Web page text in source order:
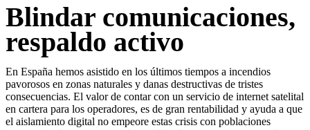
Blindar comunicaciones,
respaldo activo
En España hemos asistido en los últimos tiempos a incendios
pavorosos en zonas naturales y danas destructivas de tristes
consecuencias. El valor de contar con un servicio de internet satelital
en cartera para los operadores, es de gran rentabilidad y ayuda a que
el aislamiento digital no empeore estas crisis con poblaciones